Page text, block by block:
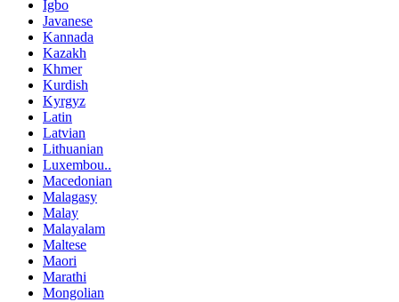
Igbo
Javanese
Kannada
Kazakh
Khmer
Kurdish
Kyrgyz
Latin
Latvian
Lithuanian
Luxembou..
Macedonian
Malagasy
Malay
Malayalam
Maltese
Maori
Marathi
Mongolian